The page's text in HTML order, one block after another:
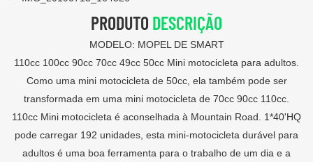
PRODUTO DESCRIÇÃO
MODELO: MOPEL DE SMART
110cc 100cc 90cc 70cc 49cc 50cc Mini motocicleta para adultos.
Como uma mini motocicleta de 50cc, ela também pode ser
transformada em uma mini motocicleta de 70cc 90cc 110cc.
110cc Mini motocicleta é aconselhada à Mountain Road. 1*40'HQ
pode carregar 192 unidades, esta mini-motocicleta durável para
adultos é uma boa ferramenta para o trabalho de um dia e a